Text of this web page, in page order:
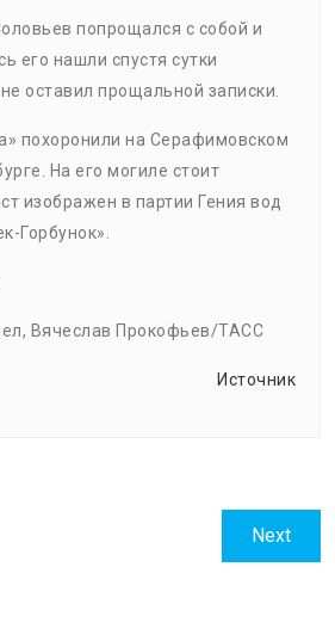
попрощался с собой и
его нашли спустя сутки
оставил прощальной записки.
похоронили на Серафимовском
На его могиле стоит
изображен в партии Гения вод
Горбунок».
Вячеслав Прокофьев/ТАСС
Источник
NextNext
post: